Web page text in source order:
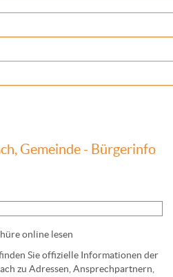
Gemeinde - Bürgerinfo
Sie offizielle Informationen der
zu Adressen, Ansprechpartnern,